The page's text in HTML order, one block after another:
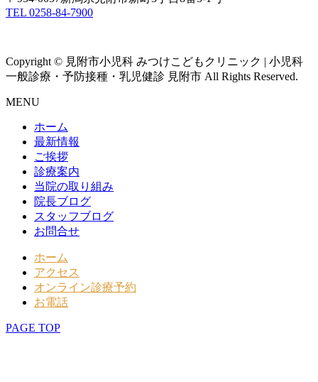
TEL 0258-84-7900
Copyright © 見附市小児科 みつけこどもクリニック | 小児科
一般診療・予防接種・乳児健診 見附市 All Rights Reserved.
MENU
ホーム
最新情報
ご挨拶
診療案内
当院の取り組み
院長ブログ
スタッフブログ
お問合せ
ホーム
アクセス
オンライン診療予約
お電話
PAGE TOP